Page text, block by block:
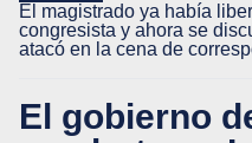
El magistrado ya había
congresista y ahora se
atacó en la cena de
El gobierno